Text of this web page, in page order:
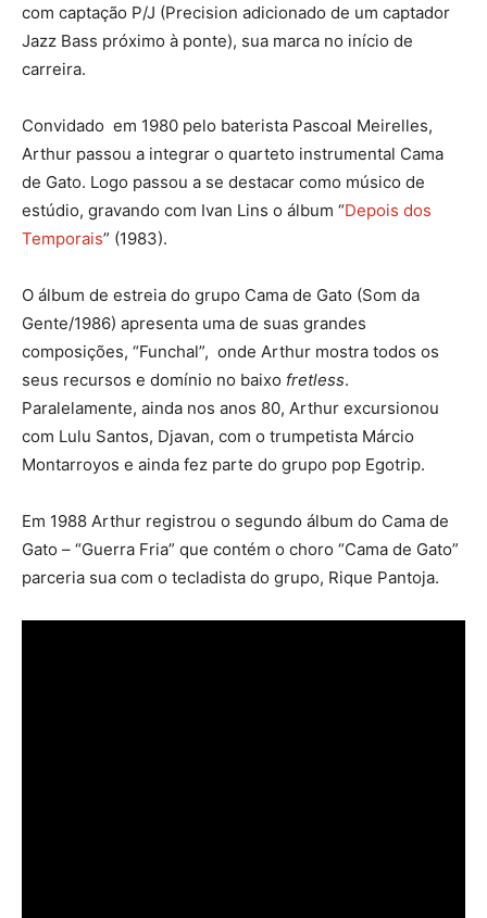
com captação P/J (Precision adicionado de um captador
Jazz Bass próximo à ponte), sua marca no início de
carreira.
Convidado em 1980 pelo baterista Pascoal Meirelles,
Arthur passou a integrar o quarteto instrumental Cama
de Gato. Logo passou a se destacar como músico de
estúdio, gravando com Ivan Lins o álbum “Depois dos
Temporais” (1983).
O álbum de estreia do grupo Cama de Gato (Som da
Gente/1986) apresenta uma de suas grandes
composições, “Funchal”, onde Arthur mostra todos os
seus recursos e domínio no baixo fretless.
Paralelamente, ainda nos anos 80, Arthur excursionou
com Lulu Santos, Djavan, com o trumpetista Márcio
Montarroyos e ainda fez parte do grupo pop Egotrip.
Em 1988 Arthur registrou o segundo álbum do Cama de
Gato – “Guerra Fria” que contém o choro “Cama de Gato”
parceria sua com o tecladista do grupo, Rique Pantoja.